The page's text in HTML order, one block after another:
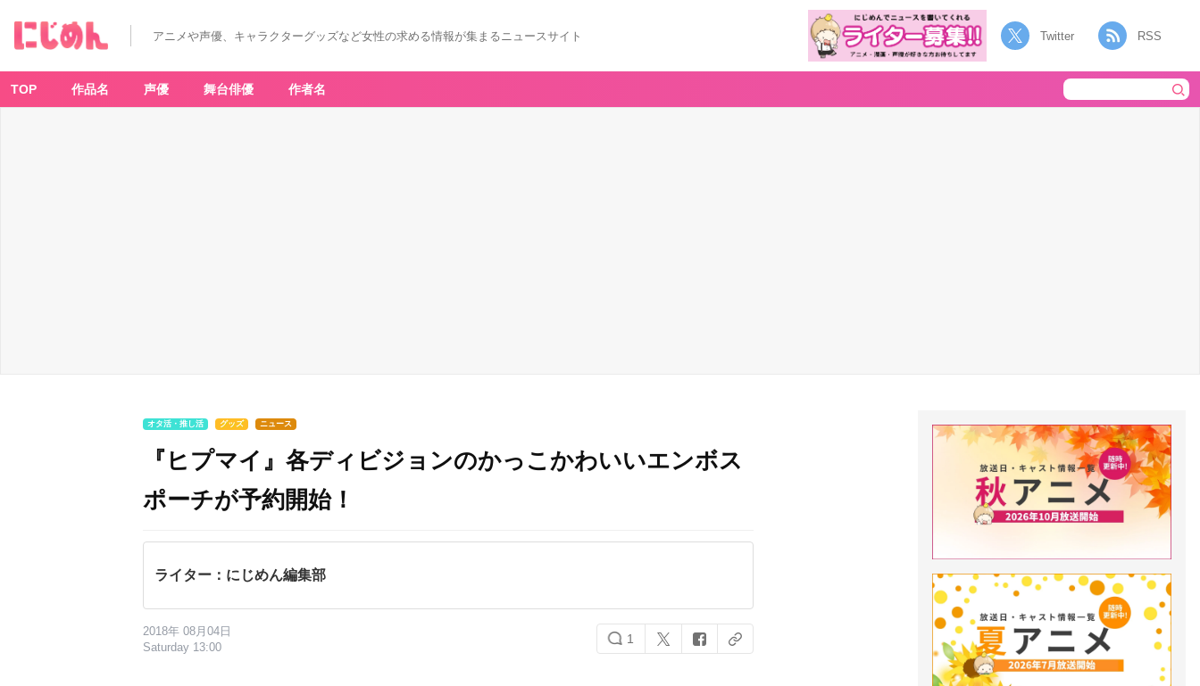
アニメや声優、キャラクターグッズなど女性の求める情報が集まるニュースサイト Twitter RSS
TOP 作品名 声優 舞台俳優 作者名
オタ活・推し活 グッズ ニュース
『ヒプマイ』各ディビジョンのかっこかわいいエンボス
ポーチが予約開始！
ライター：にじめん編集部
2018年 08月04日
Saturday 13:00
1